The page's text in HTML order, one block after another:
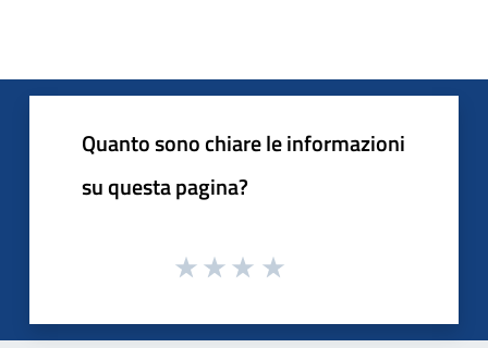
Quanto sono chiare le informazioni
su questa pagina?